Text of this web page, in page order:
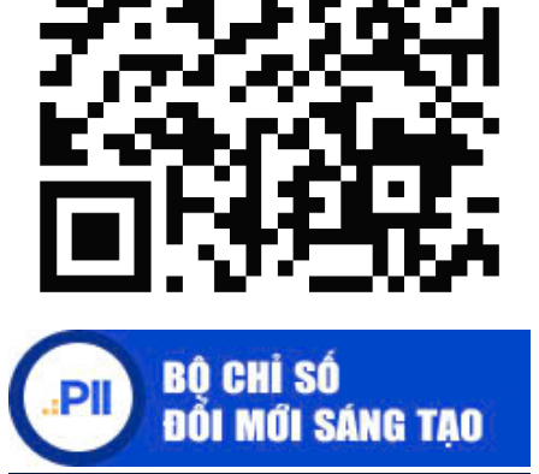
Khi khoa học - công nghệ chưa có sự đột phá
“Đi tắt, đón đầu” các công nghệ mới, công nghệ tương lai
Quảng bá hình ảnh Đắk Lắk đến bạn bè trong nước và quốc tế
Kịch bản tăng trưởng kinh tế năm 2025: Khơi thông mọi nguồn
lực cho phát triển
Đắk Lắk xây dựng kịch bản tăng trưởng kinh tế - xã hội năm